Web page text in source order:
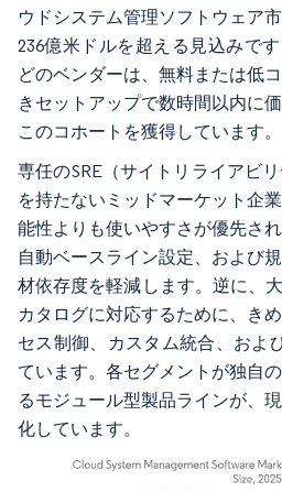
ウドシステム管理ソフトウェア
236億米ドルを超える見込みで
どのベンダーは、無料または低
きセットアップで数時間以内に
このコホートを獲得しています。
専任のSRE（サイトリライアビ
を持たないミッドマーケット企
能性よりも使いやすさが優先さ
自動ベースライン設定、および
材依存度を軽減します。逆に、
カタログに対応するために、き
セス制御、カスタム統合、およ
ています。各セグメントが独自
るモジュール型製品ラインが、
化しています。